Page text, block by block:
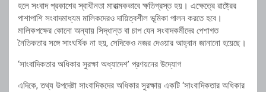
হলে সংবাদ প্রকাশের স্বাধীনতা মারাত্মকভাবে ক্ষতিগ্রস্ত হয়। এক্ষেত্রে রাষ্ট্রের
পাশাপাশি সংবাদমাধ্যম মালিকদেরও দায়িত্বশীল ভূমিকা পালন করতে হবে।
মালিকপক্ষের কোনো অন্যায় সিদ্ধান্ত বা চাপ যেন সংবাদকর্মীদের পেশাগত
নৈতিকতার সঙ্গে সাংঘর্ষিক না হয়, সেদিকেও নজর দেওয়ার আহ্বান জানানো হয়েছে।
‘সাংবাদিকতার অধিকার সুরক্ষা অধ্যাদেশ’ প্রণয়নের উদ্যোগ
এদিকে, তথ্য উপদেষ্টা সাংবাদিকদের অধিকার সুরক্ষায় একটি ‘সাংবাদিকতার অধিকার